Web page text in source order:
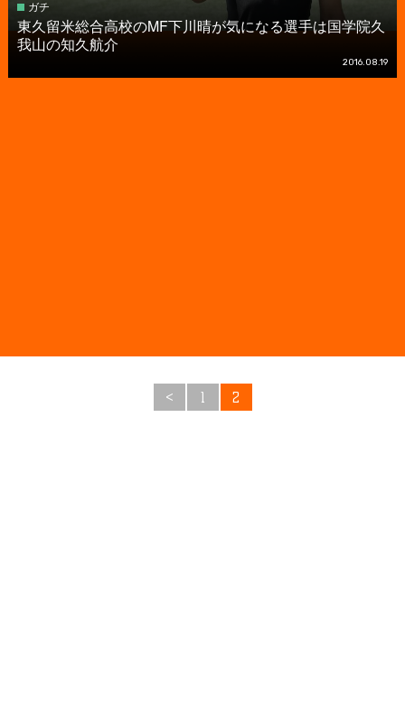
ガチ
東久留米総合高校のMF下川晴が気になる選手は国学院久
我山の知久航介
2016.08.19
< 1 2